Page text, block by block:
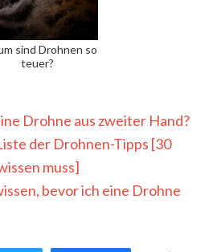
sind Drohnen so
teuer?
Drohne aus zweiter Hand?
der Drohnen-Tipps [30
muss]
bevor ich eine Drohne